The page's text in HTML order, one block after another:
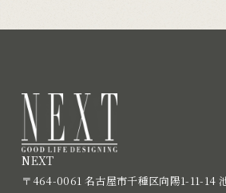
NEXT
〒464-0061 名古屋市千種区向陽1-11-14